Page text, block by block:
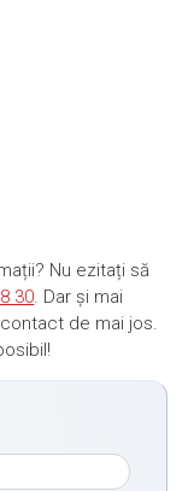
Nu ezitați să
30. Dar și mai
de mai jos.